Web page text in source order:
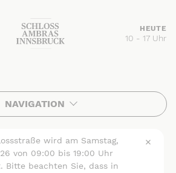
HEUTE
10 - 17 Uhr
NAVIGATION
wird am Samstag,
von 09:00 bis 19:00 Uhr
Bitte beachten Sie, dass in